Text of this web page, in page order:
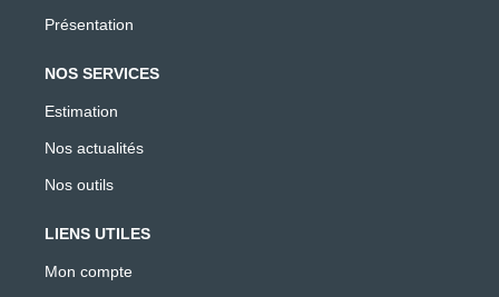
Présentation
NOS SERVICES
Estimation
Nos actualités
Nos outils
LIENS UTILES
Mon compte